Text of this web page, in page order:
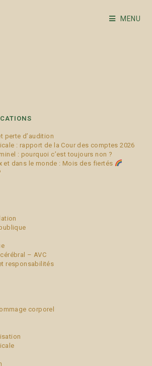
MENU
perte d’audition
: rapport de la Cour des comptes 2026
: pourquoi c’est toujours non ?
et dans le monde : Mois des fiertés
– AVC
responsabilités
corporel